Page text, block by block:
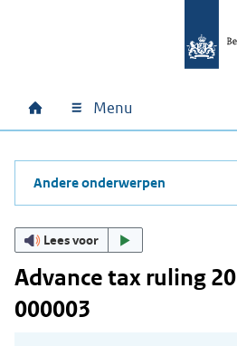
Hoofdnavigatie
Home Menu
Andere onderwerpen
Lees voor
Advance tax ruling
000003